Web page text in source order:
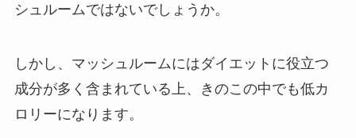
シュルームではないでしょうか。
しかし、マッシュルームにはダイエットに役立つ
成分が多く含まれている上、きのこの中でも低カ
ロリーになります。